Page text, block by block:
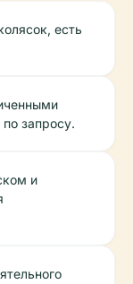
есть
запросу.
и